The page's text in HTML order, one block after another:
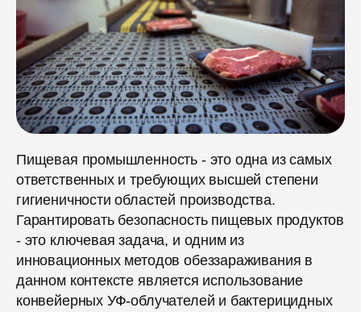
Пищевая промышленность - это одна из самых
ответственных и требующих высшей степени
гигиеничности областей производства.
Гарантировать безопасность пищевых продуктов
- это ключевая задача, и одним из
инновационных методов обеззараживания в
данном контексте является использование
конвейерных УФ-облучателей и бактерицидных